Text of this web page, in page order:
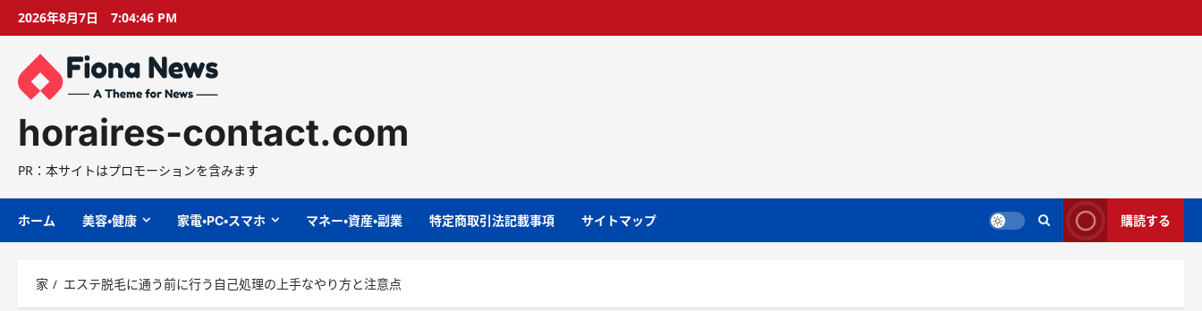
プ
2026年8月7日 7:04:47 PM
horaires-contact.com
PR：本サイトはプロモーションを含みます
ホーム 美容・健康 家電・PC・スマホ マネー・資産・副業 特定商取引法記載事項 サイトマップ 購読する
家 エステ脱毛に通う前に行う自己処理の上手なやり方と注意点